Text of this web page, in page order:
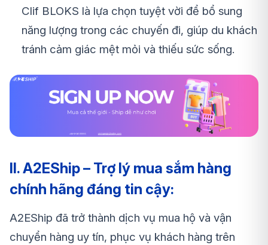
Clif BLOKS là lựa chọn tuyệt vời để bổ sung
năng lượng trong các chuyến đi, giúp du khách
tránh cảm giác mệt mỏi và thiếu sức sống.
II. A2EShip – Trợ lý mua sắm hàng
chính hãng đáng tin cậy:
A2EShip đã trở thành dịch vụ mua hộ và vận
chuyển hàng uy tín, phục vụ khách hàng trên